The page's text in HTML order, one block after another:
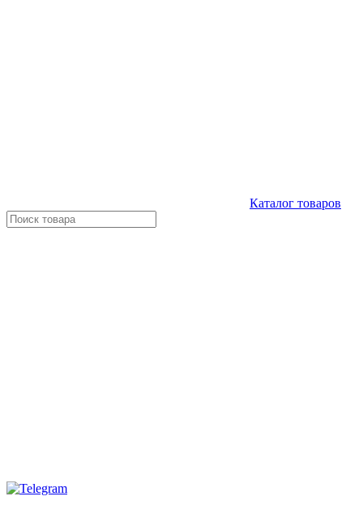
Каталог товаров